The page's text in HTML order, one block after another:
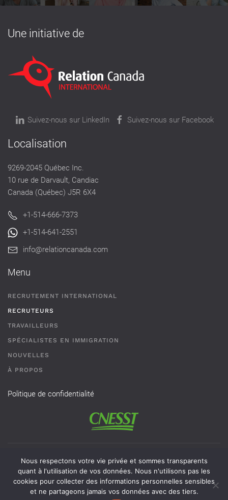
Une initiative de
Suivez-nous sur LinkedIn Suivez-nous sur Facebook
Localisation
9269-2045 Québec Inc.
10 rue de Darvault, Candiac
Canada (Québec) J5R 6X4
+1-514-666-7373
+1-514-641-2551
info@relationcanada.com
Menu
RECRUTEMENT INTERNATIONAL
RECRUTEURS
TRAVAILLEURS
SPÉCIALISTES EN IMMIGRATION
NOUVELLES
À PROPOS
Politique de confidentialité
Permis de recrutement # AR-2101593 - Une agence de
recrutement de travailleurs étrangers temporaires doit
obligatoirement avoir un permis valide délivré par la CNESST
pour exercer ses activités au Québec.
Nous respectons votre vie privée et sommes transparents
quant à l'utilisation de vos données. Nous n'utilisons pas les
cookies pour collecter des informations personnelles sensibles
et ne partageons jamais vos données avec des tiers.